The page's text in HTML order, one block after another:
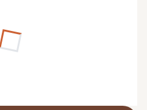
(+10,00 zł)